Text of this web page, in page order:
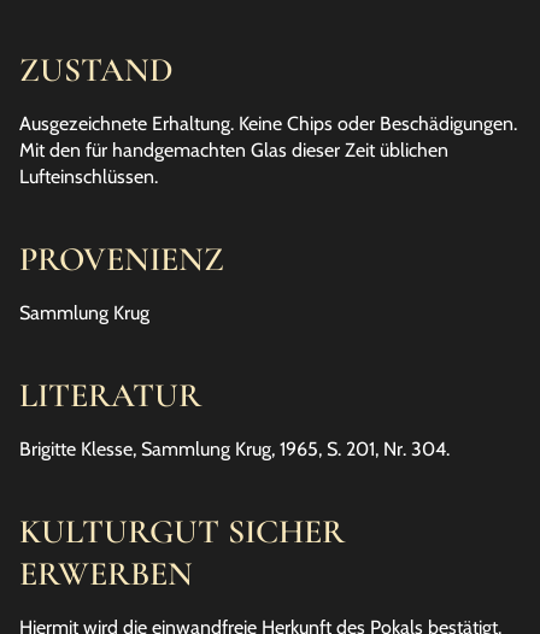
ZUSTAND
Ausgezeichnete Erhaltung. Keine Chips oder Beschädigungen.
Mit den für handgemachten Glas dieser Zeit üblichen
Lufteinschlüssen.
PROVENIENZ
Sammlung Krug
LITERATUR
Brigitte Klesse, Sammlung Krug, 1965, S. 201, Nr. 304.
KULTURGUT SICHER
ERWERBEN
Hiermit wird die einwandfreie Herkunft des Pokals bestätigt.